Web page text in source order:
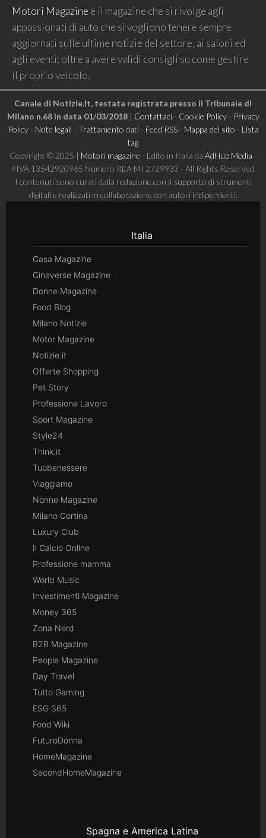
Motori Magazine è il magazine che si rivolge agli
appassionati di auto che si vogliono tenere sempre
aggiornati sulle ultime notizie del settore, ai saloni ed
agli eventi; oltre a avere validi consigli su come gestire
il proprio veicolo.
Canale di Notizie.it, testata registrata presso il Tribunale di
Milano n.68 in data 01/03/2018| Contattaci- Cookie Policy- Privacy
Policy- Note legali- Trattamento dati- Feed RSS- Mappa del sito - Lista
tag
Copyright © 2025 | Motori magazine - Edito in Italia da AdHub Media -
P.IVA 13542920965 Numero REA MI 2729933 - All Rights Reserved.
I contenuti sono curati dalla redazione con il supporto di strumenti
digitali e realizzati in collaborazione con autori indipendenti.
Italia
Casa Magazine
Cineverse Magazine
Donne Magazine
Food Blog
Milano Notizie
Motor Magazine
Notizie.it
Offerte Shopping
Pet Story
Professione Lavoro
Sport Magazine
Style24
Think.it
Tuobenessere
Viaggiamo
Nonne Magazine
Milano Cortina
Luxury Club
Il Calcio Online
Professione mamma
World Music
Investimenti Magazine
Money 365
Zona Nerd
B2B Magazine
People Magazine
Day Travel
Tutto Gaming
ESG 365
Food Wiki
FuturoDonna
HomeMagazine
SecondHomeMagazine
Spagna e America Latina